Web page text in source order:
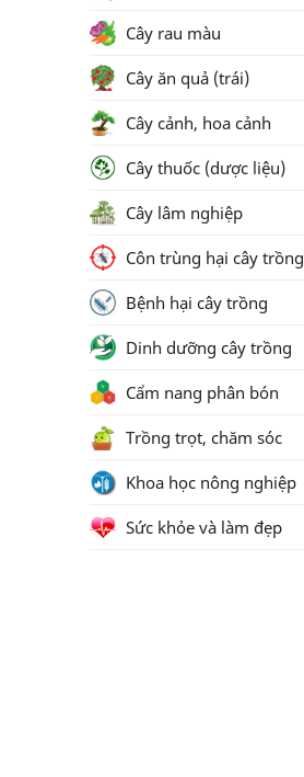
Cây rau màu
Cây ăn quả (trái)
Cây cảnh, hoa cảnh
Cây thuốc (dược liệu)
Cây lâm nghiệp
Côn trùng hại cây trồng
Bệnh hại cây trồng
Dinh dưỡng cây trồng
Cẩm nang phân bón
Trồng trọt, chăm sóc
Khoa học nông nghiệp
Sức khỏe và làm đẹp